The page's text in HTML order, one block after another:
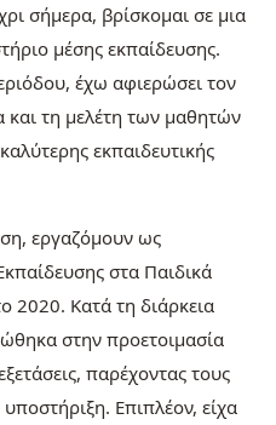
σήμερα, βρίσκομαι σε μια
μέσης εκπαίδευσης.
έχω αφιερώσει τον
και τη μελέτη των μαθητών
εκπαιδευτικής
εργαζόμουν ως
στα Παιδικά
2020. Κατά τη διάρκεια
στην προετοιμασία
παρέχοντας τους
Επιπλέον, είχα